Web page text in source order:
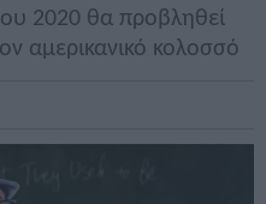
2020 θα προβληθεί
αμερικανικό κολοσσό